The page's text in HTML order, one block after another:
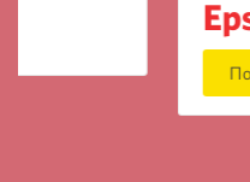
Epson, не
Подробнее